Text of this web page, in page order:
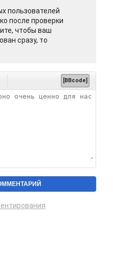
пользователей
после проверки
чтобы ваш
сразу, то
[BBcode]